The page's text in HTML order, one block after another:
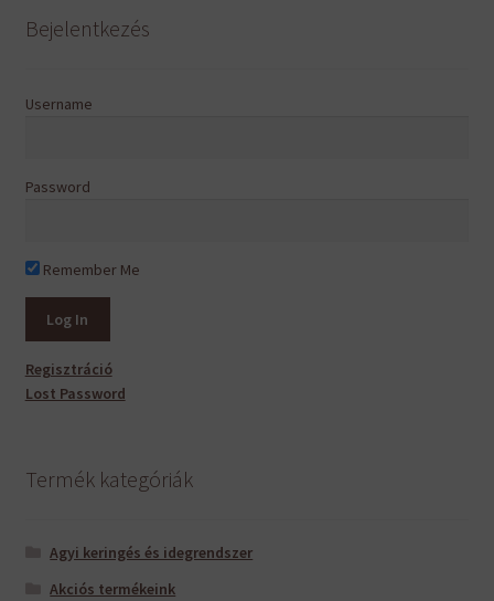
Bejelentkezés
Username
Password
Remember Me
Regisztráció
Lost Password
Termék kategóriák
Agyi keringés és idegrendszer
Akciós termékeink